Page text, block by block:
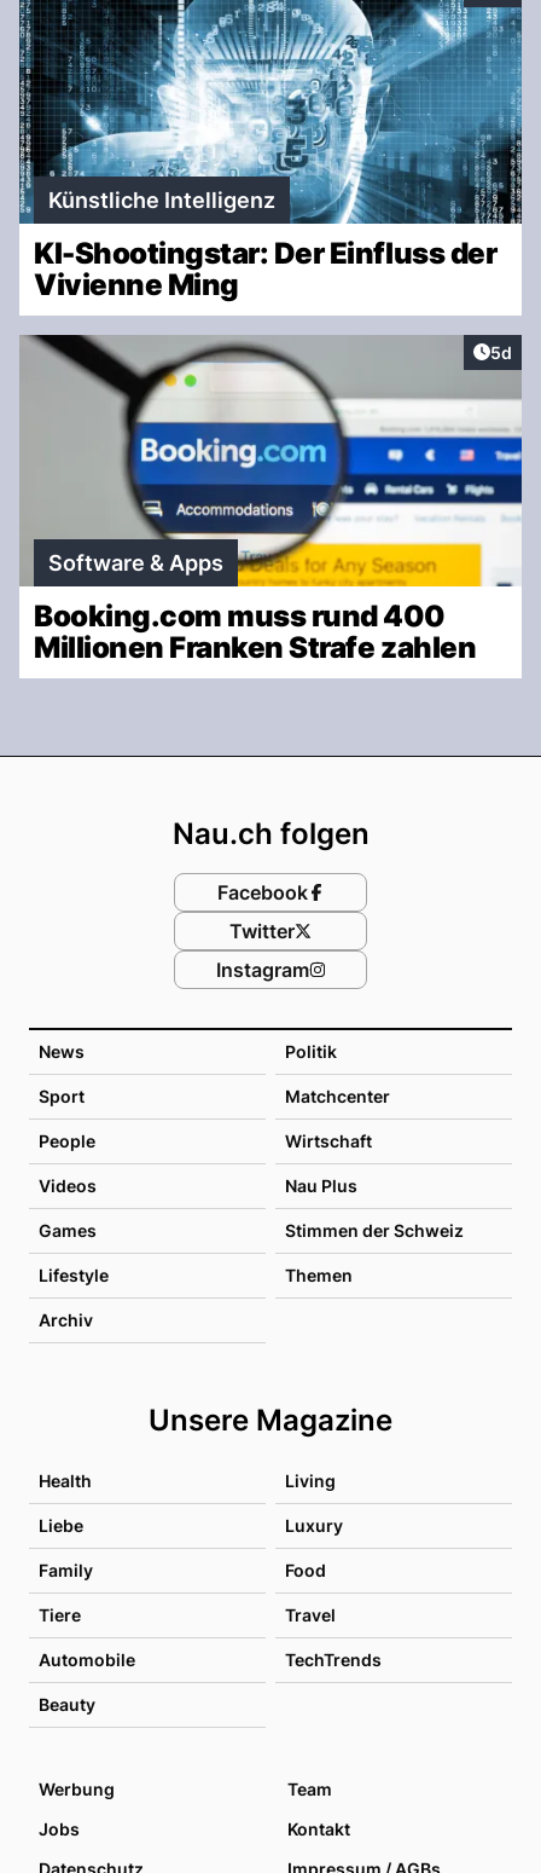
Künstliche Intelligenz
KI-Shootingstar: Der Einfluss der
Vivienne Ming
5d
Software & Apps
Booking.com muss rund 400
Millionen Franken Strafe zahlen
News Politik
Sport Matchcenter
People Wirtschaft
Videos Nau Plus
Games Stimmen der Schweiz
Lifestyle Themen
Archiv
Unsere Magazine
Health Living
Liebe Luxury
Family Food
Tiere Travel
Automobile TechTrends
Beauty
Nau.ch folgen
Facebook
Twitter
Instagram
Werbung
Team
Jobs
Kontakt
Datenschutz
Impressum / AGBs